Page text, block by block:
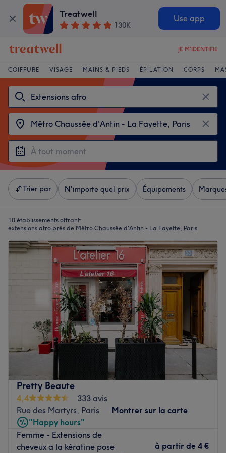
Treatwell
130K
Use app
JE M'IDENTIFIE
COIFFURE VISAGE MAINS & PIEDS ÉPILATION CORPS
Trier par N'importe quel prix Équipements
10 établissements offrant:
extensions afro près de Métro Chaussée d'Antin - La Fayette, Paris
Pretty Beaute
4,4
333 avis
Rue des Martyrs, Paris
Montrer sur la carte
"Happy hours"
Femme - Extensions de
cheveux a la kératine pose
à partir de 4 €